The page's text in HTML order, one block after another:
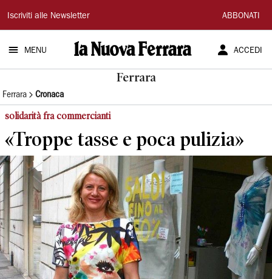
La
Nuova
Ferrara
Iscriviti alle Newsletter ABBONATI
MENU ACCEDI
Ferrara
Ferrara Cronaca
solidarità fra commercianti
«Troppe tasse e poca pulizia»